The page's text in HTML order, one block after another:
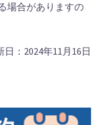
場合がありますの
日：2024年11月16日